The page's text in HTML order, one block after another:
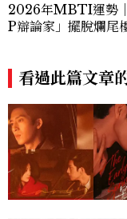
2026年MBTI運勢
P辯論家」擺脫爛尾
看過此篇文章